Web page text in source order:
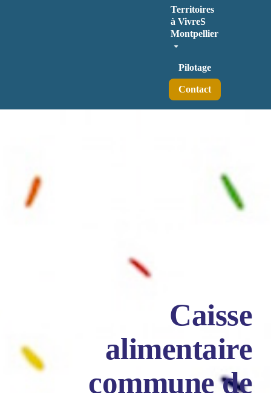
Territoires
à VivreS
Montpellier
Pilotage
Contact
Caisse
alimentaire
commune de